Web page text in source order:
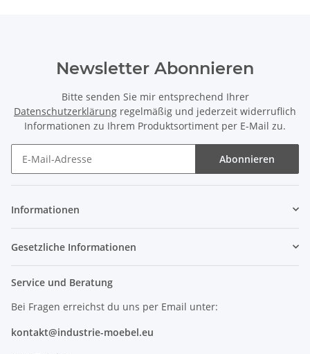
Newsletter Abonnieren
Bitte senden Sie mir entsprechend Ihrer
Datenschutzerklärung regelmäßig und jederzeit widerruflich
Informationen zu Ihrem Produktsortiment per E-Mail zu.
Abonnieren
Informationen
Gesetzliche Informationen
Service und Beratung
Bei Fragen erreichst du uns per Email unter:
kontakt@industrie-moebel.eu